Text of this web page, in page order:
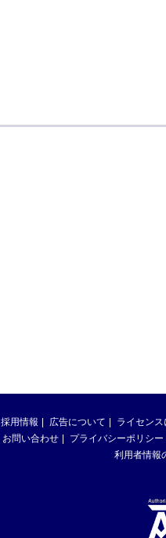
採用情報 広告について ライセンス
お問い合わせ プライバシーポリシー
利用者情報